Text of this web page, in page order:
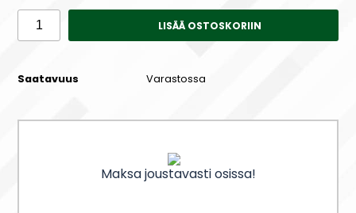
LISÄÄ OSTOSKORIIN
Saatavuus Varastossa
Maksa joustavasti osissa!